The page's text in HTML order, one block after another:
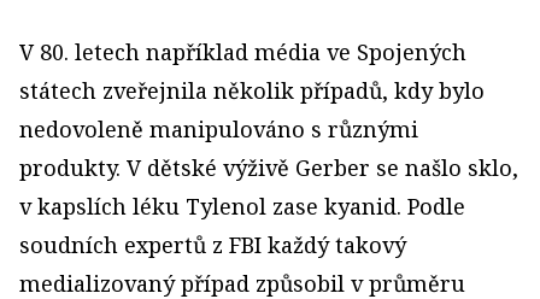
V 80. letech například média ve Spojených
státech zveřejnila několik případů, kdy bylo
nedovoleně manipulováno s různými
produkty. V dětské výživě Gerber se našlo sklo,
v kapslích léku Tylenol zase kyanid. Podle
soudních expertů z FBI každý takový
medializovaný případ způsobil v průměru